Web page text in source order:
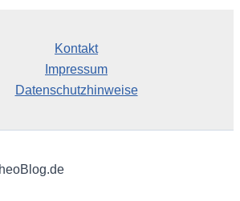
Kontakt
Impressum
Datenschutzhinweise